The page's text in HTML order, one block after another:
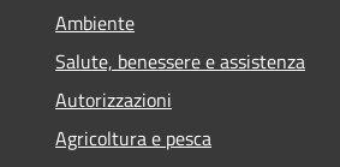
Ambiente
Salute, benessere e assistenza
Autorizzazioni
Agricoltura e pesca